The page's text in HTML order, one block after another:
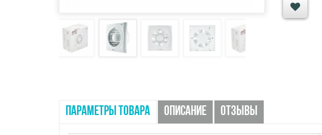
ПАРАМЕТРЫ ТОВАРА ОПИСАНИЕ ОТЗЫВЫ